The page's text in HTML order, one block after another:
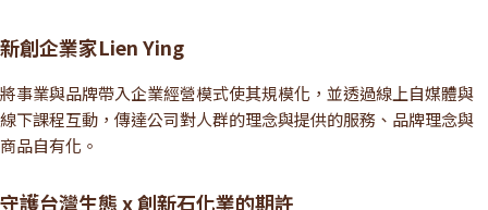
新創企業家Lien Ying
將事業與品牌帶入企業經營模式使其規模化，並透過線上自媒體與
線下課程互動，傳達公司對人群的理念與提供的服務、品牌理念與
商品自有化。
守護台灣生態 x 創新石化業的期許